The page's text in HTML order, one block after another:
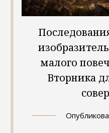
малого
Вторника